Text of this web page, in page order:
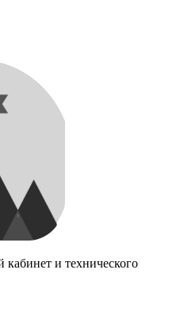
и технического